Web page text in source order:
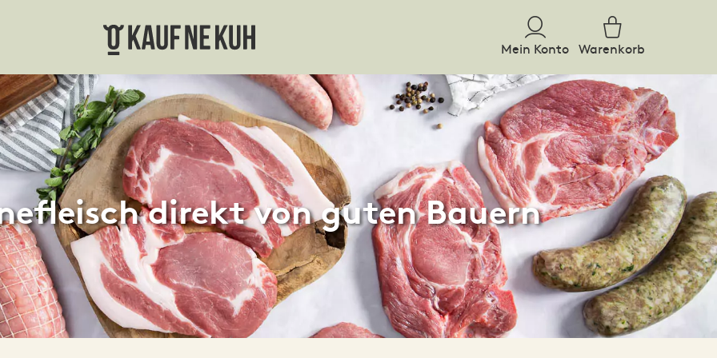
Mein Konto Warenkorb
direkt von guten Bauern